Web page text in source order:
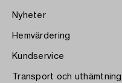
Nyheter
Hemvärdering
Kundservice
Transport och uthämtning